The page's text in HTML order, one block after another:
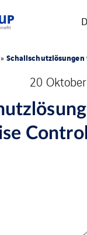
» Schallschutzlösungen
20
Control